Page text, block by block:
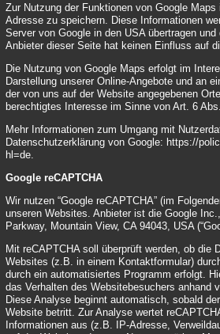
Zur Nutzung der Funktionen von Google
Adresse zu speichern. Diese Informationen
Server von Google in den USA übertragen
Anbieter dieser Seite hat keinen Einfluss auf
Die Nutzung von Google Maps erfolgt im
Darstellung unserer Online-Angebote und an
der von uns auf der Website angegebenen
berechtigtes Interesse im Sinne von Art. 6
Mehr Informationen zum Umgang mit
Datenschutzerklärung von Google: https://
hl=de
Google reCAPTCHA
Wir nutzen “Google reCAPTCHA” (im
unseren Websites. Anbieter ist die Google
Parkway, Mountain View, CA 94043, USA
Mit reCAPTCHA soll überprüft werden, ob die
Websites (z.B. in einem Kontaktformular)
durch ein automatisiertes Programm erfolgt.
das Verhalten des Websitebesuchers anhand
Diese Analyse beginnt automatisch, sobald
Website betritt. Zur Analyse wertet
Informationen aus (z.B. IP-Adresse,